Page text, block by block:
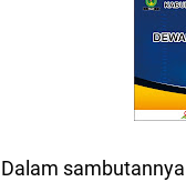
Dalam